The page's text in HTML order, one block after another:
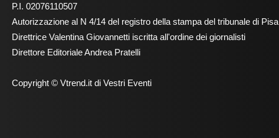
P.I. 02076110507
Autorizzazione al N 4/14 del registro della stampa del tribunale di Pisa
Direttrice Valentina Giovannetti iscritta all'ordine dei giornalisti
Direttore Editoriale Andrea Pratelli
Copyright © Vtrend.it di Vestri Eventi